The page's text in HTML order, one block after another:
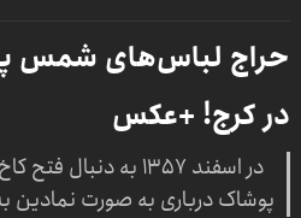
حراج لباس‌های شمس
در کرج! +عکس
در اسفند ۱۳۵۷ به
پوشاک درباری به صورت نمادین